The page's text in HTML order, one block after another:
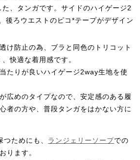
、タンガです。サイドのハイゲージ2
後ろウエストのピコ*テープがデザイン
け防止の為、ブラと同色のトリコット
快適な着用感です。
たりが良いハイゲージ2way生地を使
広めのタイプなので、安定感のある履
者の方や、普段タンガをはかない方に
ためにも、 ランジェリーソープでの
ります。